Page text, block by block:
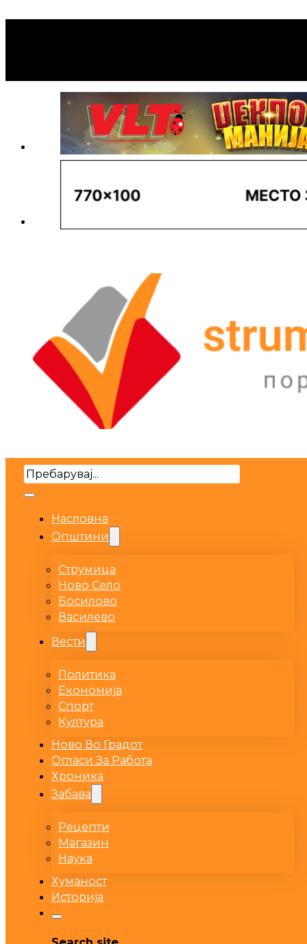
Search
Насловна
Општини
Струмица
Ново Село
Босилово
Василево
Вести
Политика
Економија
Спорт
Култура
Ново Во Градот
Огласи За Работа
Хроника
Забава
Рецепти
Магазин
Наука
Хуманост
Историја